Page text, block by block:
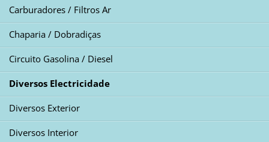
Carburadores / Filtros Ar
Chaparia / Dobradiças
Circuito Gasolina / Diesel
Diversos Electricidade
Diversos Exterior
Diversos Interior